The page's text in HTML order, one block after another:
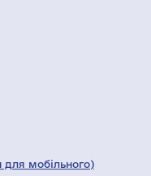
для мобільного)